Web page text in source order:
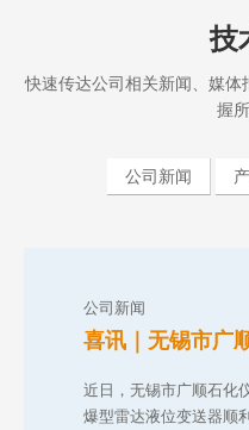
技
快速传达公司相关新闻、媒
握
公司新闻
公司新闻
喜讯｜无锡市广
CNEX 气粉双防
近日，无锡市广顺石化
爆型雷达液位变送器顺